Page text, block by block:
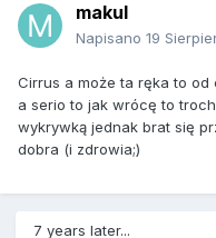
makul
Napisano 19
Cirrus a może ta ręka to od
a serio to jak wrócę to
wykrywką jednak brat się
dobra (i zdrowia;)
7 years later...